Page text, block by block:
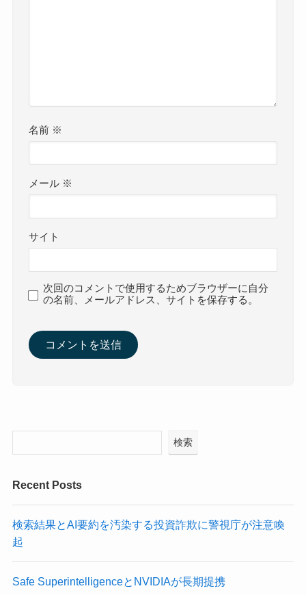
名前 ※
メール ※
サイト
次回のコメントで使用するためブラウザーに自分
の名前、メールアドレス、サイトを保存する。
検索
Recent Posts
検索結果とAI要約を汚染する投資詐欺に警視庁が注意喚
起
Safe SuperintelligenceとNVIDIAが長期提携